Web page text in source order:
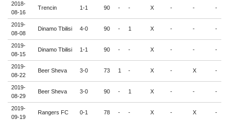
2018-
08-16
Trencin 1-1 90 - - X - - -
2019-
08-08
Dinamo Tbilisi 4-0 90 - 1 X - - -
2019-
08-15
Dinamo Tbilisi 1-1 90 - - X - - -
2019-
08-22
Beer Sheva 3-0 73 1 - X - X -
2019-
08-29
Beer Sheva 3-0 90 - 1 X - - -
2019-
09-19
Rangers FC 0-1 78 - - X - X -